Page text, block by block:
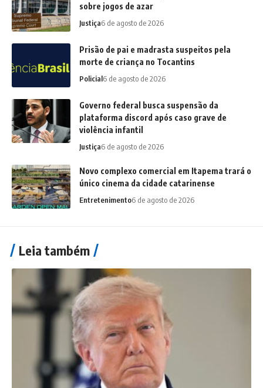
sobre jogos de azar
Justiça6 de agosto de 2026
Prisão de pai e madrasta suspeitos pela
morte de criança no Tocantins
Policial6 de agosto de 2026
Governo federal busca suspensão da
plataforma discord após caso grave de
violência infantil
Justiça6 de agosto de 2026
Novo complexo comercial em Itapema trará o
único cinema da cidade catarinense
Entretenimento6 de agosto de 2026
Leia também